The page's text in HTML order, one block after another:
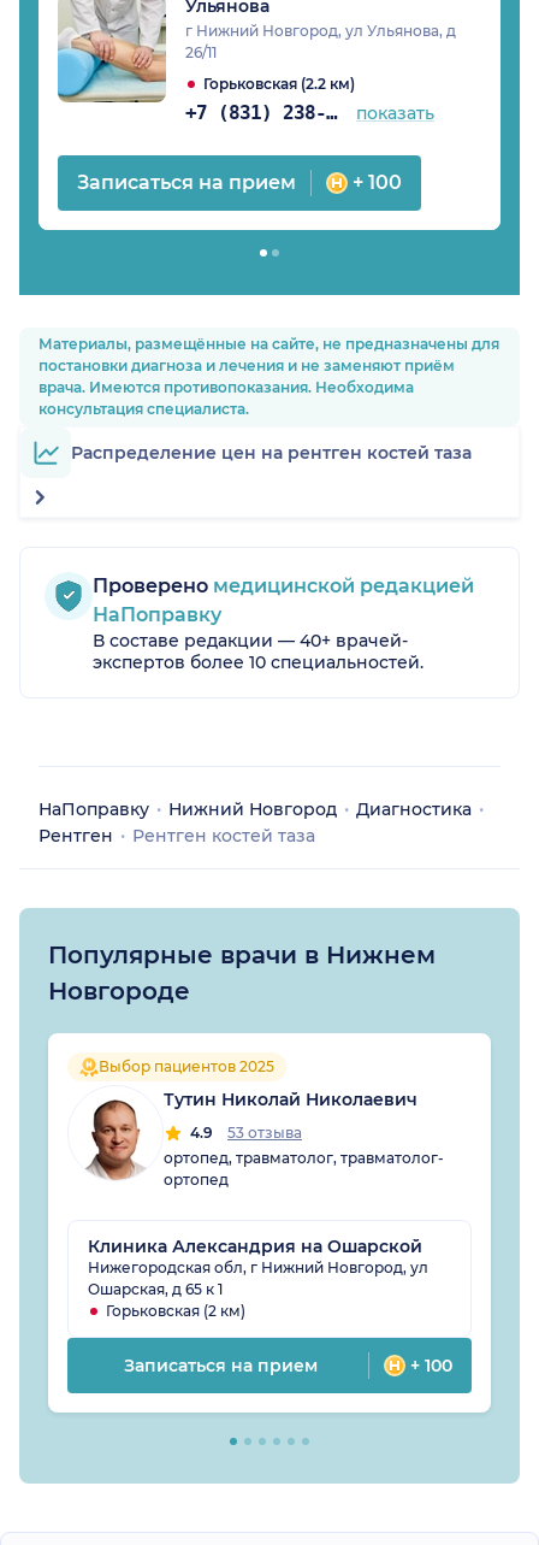
Ульянова
г Нижний Новгород, ул Ульянова, д
26/11
Горьковская (2.2 км)
+7 (831) 238-99-14 показать
Записаться на прием + 100
Материалы, размещённые на сайте, не предназначены для
постановки диагноза и лечения и не заменяют приём
врача. Имеются противопоказания. Необходима
консультация специалиста.
Распределение цен на рентген костей таза
Проверено медицинской редакцией
НаПоправку
В составе редакции — 40+ врачей-
экспертов более 10 специальностей.
НаПоправку Нижний Новгород
Диагностика
Рентген
Рентген костей таза
Популярные врачи в Нижнем
Новгороде
Выбор пациентов 2025
Тутин Николай Николаевич
4.9
53 отзыва
ортопед, травматолог, травматолог-
ортопед
Клиника Александрия на Ошарской
Нижегородская обл, г Нижний Новгород, ул
Ошарская, д 65 к 1
Горьковская (2 км)
Записаться на прием + 100